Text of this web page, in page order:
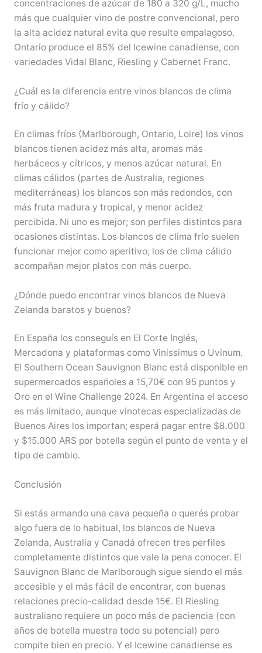
concentraciones de azúcar de 180 a 320 g/L, mucho
más que cualquier vino de postre convencional, pero
la alta acidez natural evita que resulte empalagoso.
Ontario produce el 85% del Icewine canadiense, con
variedades Vidal Blanc, Riesling y Cabernet Franc.
¿Cuál es la diferencia entre vinos blancos de clima
frío y cálido?
En climas fríos (Marlborough, Ontario, Loire) los vinos
blancos tienen acidez más alta, aromas más
herbáceos y cítricos, y menos azúcar natural. En
climas cálidos (partes de Australia, regiones
mediterráneas) los blancos son más redondos, con
más fruta madura y tropical, y menor acidez
percibida. Ni uno es mejor; son perfiles distintos para
ocasiones distintas. Los blancos de clima frío suelen
funcionar mejor como aperitivo; los de clima cálido
acompañan mejor platos con más cuerpo.
¿Dónde puedo encontrar vinos blancos de Nueva
Zelanda baratos y buenos?
En España los conseguís en El Corte Inglés,
Mercadona y plataformas como Vinissimus o Uvinum.
El Southern Ocean Sauvignon Blanc está disponible en
supermercados españoles a 15,70€ con 95 puntos y
Oro en el Wine Challenge 2024. En Argentina el acceso
es más limitado, aunque vinotecas especializadas de
Buenos Aires los importan; esperá pagar entre $8.000
y $15.000 ARS por botella según el punto de venta y el
tipo de cambio.
Conclusión
Si estás armando una cava pequeña o querés probar
algo fuera de lo habitual, los blancos de Nueva
Zelanda, Australia y Canadá ofrecen tres perfiles
completamente distintos que vale la pena conocer. El
Sauvignon Blanc de Marlborough sigue siendo el más
accesible y el más fácil de encontrar, con buenas
relaciones precio-calidad desde 15€. El Riesling
australiano requiere un poco más de paciencia (con
años de botella muestra todo su potencial) pero
compite bien en precio. Y el Icewine canadiense es